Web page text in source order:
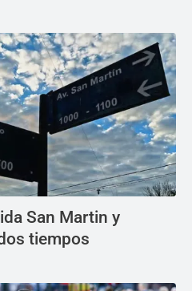
San Martin y
tiempos